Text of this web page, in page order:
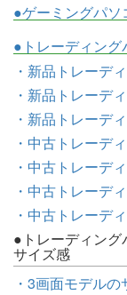
●ゲーミングパソ
●トレーディング
・新品トレーデ
・新品トレーデ
・新品トレーデ
・中古トレーデ
・中古トレーデ
・中古トレーデ
・中古トレーデ
●トレーディング
サイズ感
・3画面モデル